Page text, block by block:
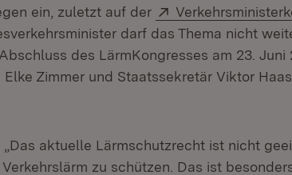
ein, zuletzt auf der
Extern:
darf das Thema nicht
des LärmKongresses am 23.
Zimmer und Staatssekretär Viktor
aktuelle Lärmschutzrecht ist nicht
zu schützen. Das ist